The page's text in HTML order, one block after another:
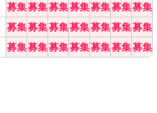
募集募集募集募集募集募集募集
募集募集募集募集募集募集募集
募集募集募集募集募集募集募集